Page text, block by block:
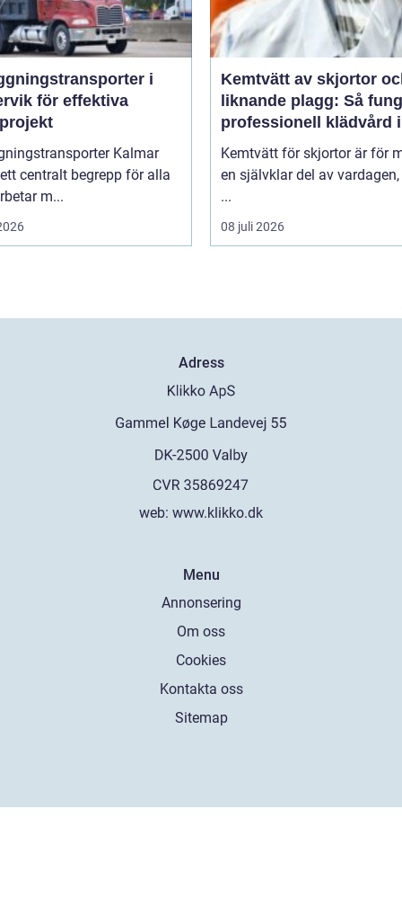
i
för effektiva
Kalmar
centralt begrepp för alla
m...
Kemtvätt av skjortor
liknande plagg: Så
professionell klädvård i
praktiken
Kemtvätt för skjortor är för
en självklar del av
...
08 juli 2026
Adress
web: www.klikko.dk
Menu
Annonsering
Om oss
Cookies
Kontakta oss
Sitemap